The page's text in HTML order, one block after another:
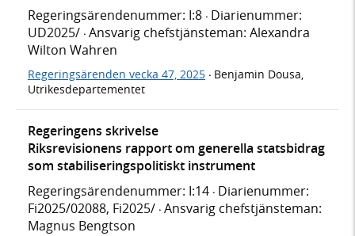
Regeringsärendenummer: I:8 · Diarienummer:
UD2025/ · Ansvarig chefstjänsteman: Alexandra
Wilton Wahren
Regeringsärenden vecka 47, 2025 · Benjamin Dousa,
Utrikesdepartementet
Regeringens skrivelse
Riksrevisionens rapport om generella statsbidrag
som stabiliseringspolitiskt instrument
Regeringsärendenummer: I:14 · Diarienummer:
Fi2025/02088, Fi2025/ · Ansvarig chefstjänsteman:
Magnus Bengtson